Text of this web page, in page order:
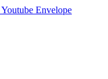
Youtube Envelope